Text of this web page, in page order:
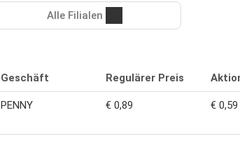
Alle Filialen
Geschäft Regulärer Preis
PENNY € 0,89 € 0,59